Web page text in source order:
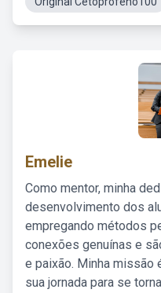
Emelie
Como mentor, minha
desenvolvimento dos
empregando métodos
conexões genuínas e
e paixão. Minha missão
sua jornada para se